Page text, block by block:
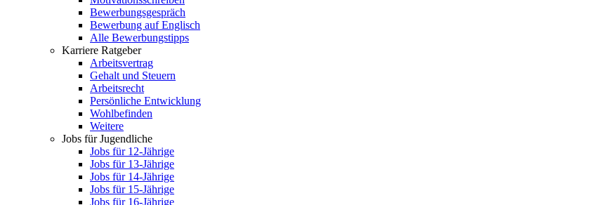
Bewerbungsgespräch
Bewerbung auf Englisch
Alle Bewerbungstipps
Karriere Ratgeber
Arbeitsvertrag
Gehalt und Steuern
Arbeitsrecht
Persönliche Entwicklung
Wohlbefinden
Weitere
Jobs für Jugendliche
Jobs für 12-Jährige
Jobs für 13-Jährige
Jobs für 14-Jährige
Jobs für 15-Jährige
Jobs für 16-Jährige